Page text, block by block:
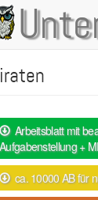
Arbeitsblatt mit
Aufgabenstellung +
ca. 10000 AB für